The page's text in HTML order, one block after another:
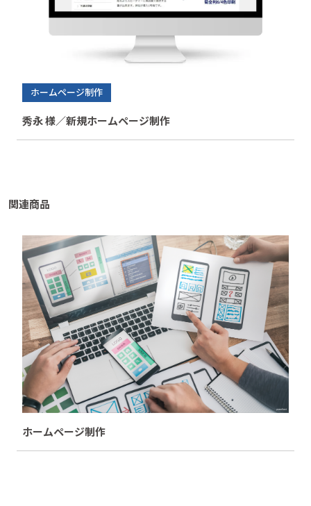
ホームページ制作
秀永 様／新規ホームページ制作
関連商品
ホームページ制作